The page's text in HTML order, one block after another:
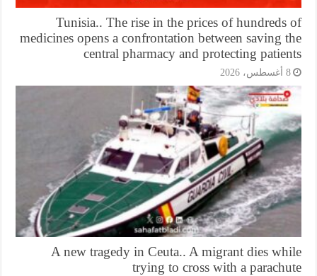
Tunisia.. The rise in the prices of
medicines opens a confrontation between saving
central pharmacy and protecting
A new tragedy in Ceuta.. A migrant dies
trying to cross with a